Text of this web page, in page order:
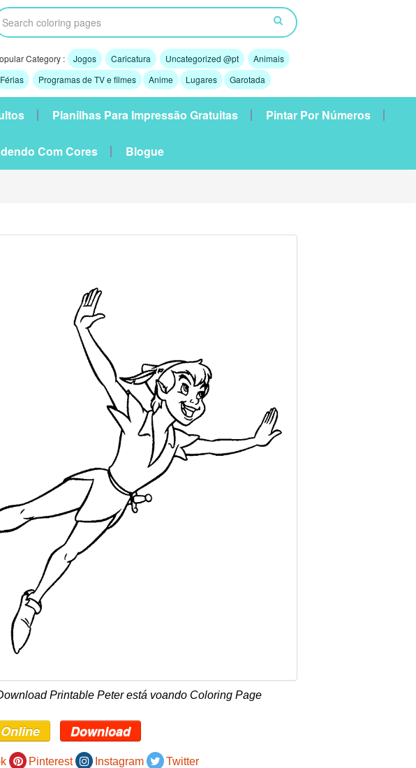
Category : Jogos Caricatura Uncategorized @pt
Animais
Férias
Programas de TV e filmes Anime Lugares Garotada
Planilhas Para Impressão Gratuitas Pintar Por Números
Com Cores Blogue
Printable Peter está voando Coloring Page
Download
Pinterest Instagram Twitter